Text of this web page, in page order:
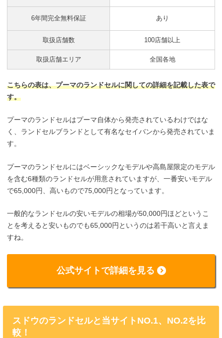
6年間完全無料保証 あり
取扱店舗数 100店舗以上
取扱店舗エリア 全国各地
こちらの表は、プーマのランドセルに関しての詳細を記載した表で
す。
プーマのランドセルはプーマ自体から発売されているわけではな
く、ランドセルブランドとして有名なセイバンから発売されていま
す。
プーマのランドセルにはベーシックなモデルや高島屋限定のモデル
を含む6種類のランドセルが用意されていますが、一番安いモデル
で65,000円、高いもので75,000円となっています。
一般的なランドセルの安いモデルの相場が50,000円ほどというこ
とを考えると安いものでも65,000円というのは若干高いと言えま
すね。
公式サイトで詳細を見る
スドウのランドセルと当サイトNO.1、NO.2を比
較！